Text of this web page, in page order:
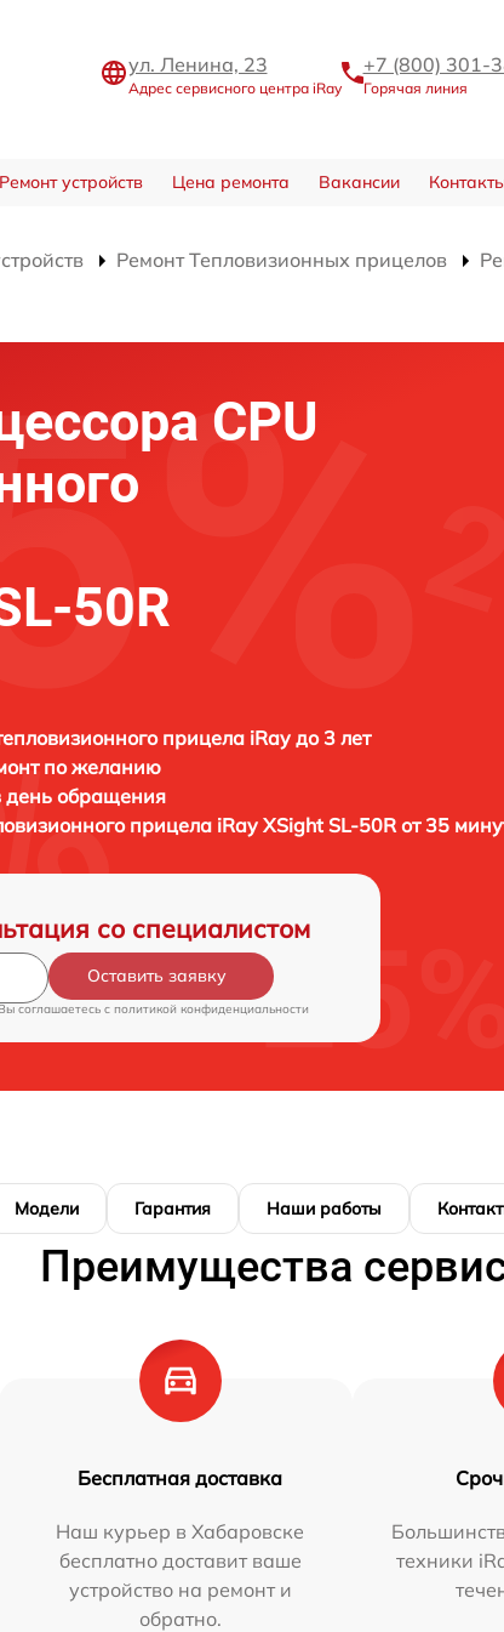
ул. Ленина, 23
Адрес сервисного центра iRay
+7 (800) 301-
Горячая линия
устройств Цена ремонта Вакансии
Ремонт Тепловизионных прицелов
CPU
50R
прицела iRay до 3 лет
по желанию
день обращения
прицела iRay XSight SL-50R от 35
со специалистом
Оставить заявку
соглашаетесь c политикой конфиденциальности
Модели Гарантия Наши работы
Преимущества
Бесплатная доставка
Наш курьер в Хабаровске
бесплатно доставит ваше
устройство на ремонт и
обратно.
техники